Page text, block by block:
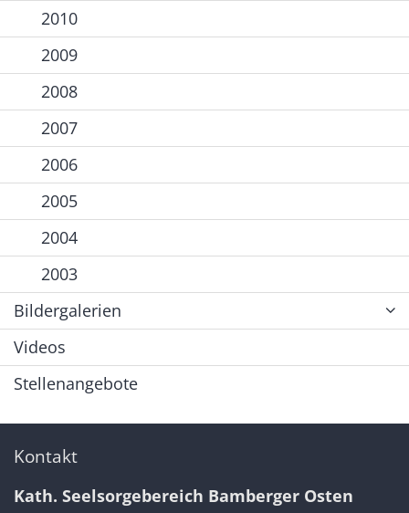
2010
2009
2008
2007
2006
2005
2004
2003
Bildergalerien
Videos
Stellenangebote
Kontakt
Kath. Seelsorgebereich Bamberger Osten